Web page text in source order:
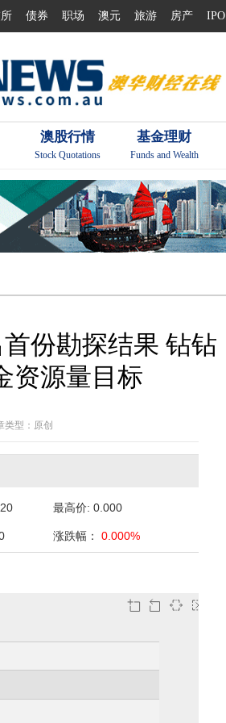
债券 职场 澳元 旅游 房产 IPO
澳股行情
Stock Quotations
基金理财
Funds and Wealth
份勘探结果 钻钻
资源量目标
类型：原创